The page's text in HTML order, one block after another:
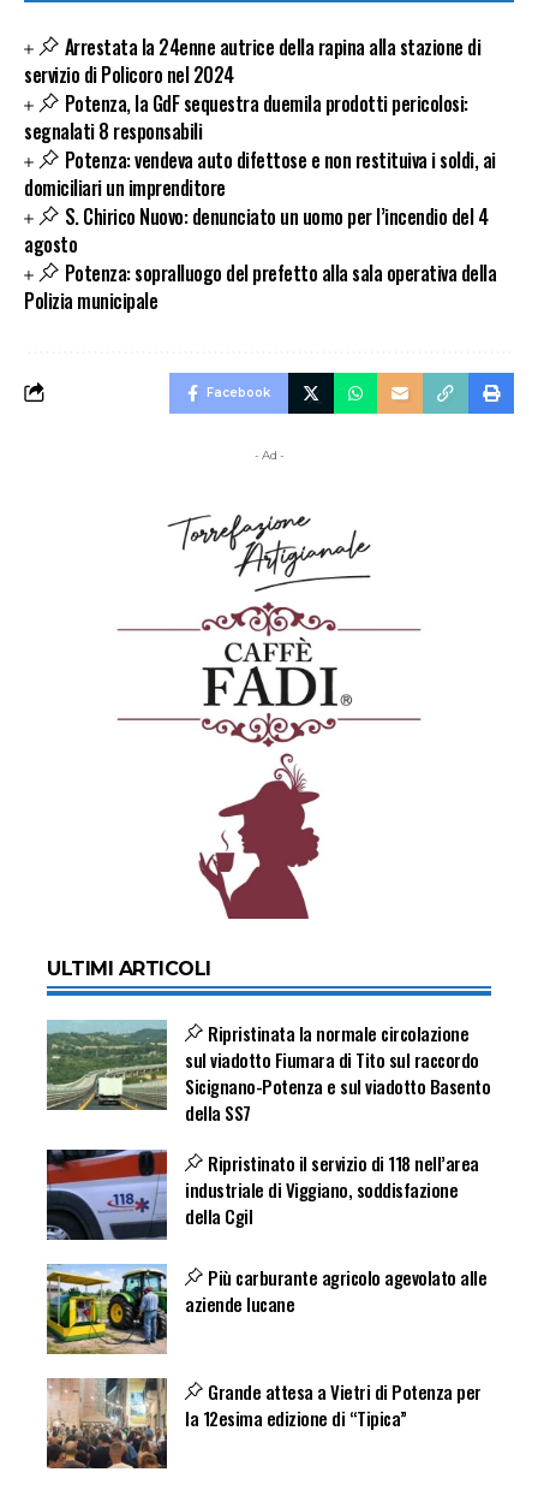
Arrestata la 24enne autrice della rapina alla stazione di
servizio di Policoro nel 2024
Potenza, la GdF sequestra duemila prodotti pericolosi:
segnalati 8 responsabili
Potenza: vendeva auto difettose e non restituiva i soldi, ai
domiciliari un imprenditore
S. Chirico Nuovo: denunciato un uomo per l’incendio del 4
agosto
Potenza: sopralluogo del prefetto alla sala operativa della
Polizia municipale
Facebook
- Ad -
ULTIMI ARTICOLI
Ripristinata la normale circolazione
sul viadotto Fiumara di Tito sul raccordo
Sicignano-Potenza e sul viadotto Basento
della SS7
Ripristinato il servizio di 118 nell’area
industriale di Viggiano, soddisfazione
della Cgil
Più carburante agricolo agevolato alle
aziende lucane
Grande attesa a Vietri di Potenza per
la 12esima edizione di “Tipica”